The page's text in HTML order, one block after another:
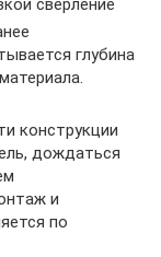
сверление
глубина
конструкции
дождаться
и
по